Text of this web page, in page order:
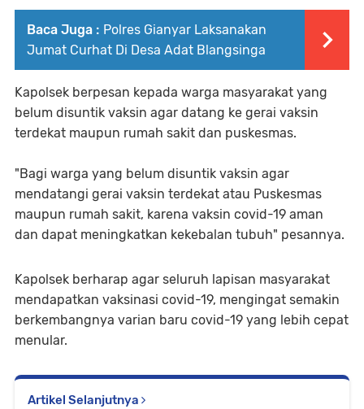
Baca Juga : Polres Gianyar Laksanakan
Jumat Curhat Di Desa Adat Blangsinga
Kapolsek berpesan kepada warga masyarakat yang
belum disuntik vaksin agar datang ke gerai vaksin
terdekat maupun rumah sakit dan puskesmas.
"Bagi warga yang belum disuntik vaksin agar
mendatangi gerai vaksin terdekat atau Puskesmas
maupun rumah sakit, karena vaksin covid-19 aman
dan dapat meningkatkan kekebalan tubuh" pesannya.
Kapolsek berharap agar seluruh lapisan masyarakat
mendapatkan vaksinasi covid-19, mengingat semakin
berkembangnya varian baru covid-19 yang lebih cepat
menular.
Artikel Selanjutnya